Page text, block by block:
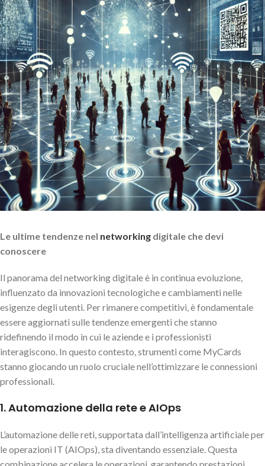
Le ultime tendenze nel networking digitale che devi
conoscere
Il panorama del networking digitale è in continua evoluzione,
influenzato da innovazioni tecnologiche e cambiamenti nelle
esigenze degli utenti. Per rimanere competitivi, è fondamentale
essere aggiornati sulle tendenze emergenti che stanno
ridefinendo il modo in cui le aziende e i professionisti
interagiscono. In questo contesto, strumenti come MyCards
stanno giocando un ruolo cruciale nell’ottimizzare le connessioni
professionali.
1. Automazione della rete e AIOps
L’automazione delle reti, supportata dall’intelligenza artificiale per
le operazioni IT (AIOps), sta diventando essenziale. Questa